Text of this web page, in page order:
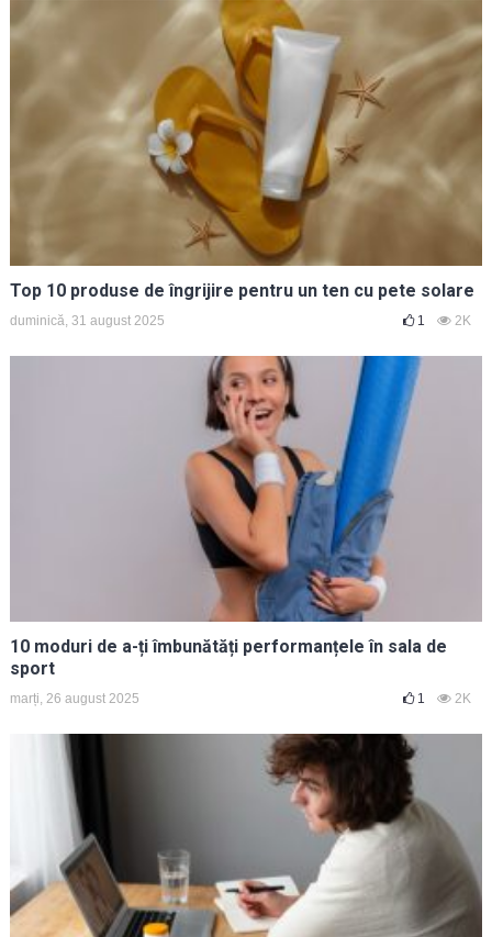
Top 10 produse de îngrijire pentru un ten cu pete solare
duminică, 31 august 2025 1 2K
10 moduri de a-ți îmbunătăți performanțele în sala de
sport
marți, 26 august 2025 1 2K